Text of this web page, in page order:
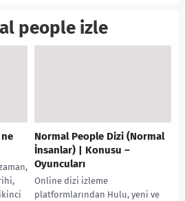
people izle
Normal People Dizi (Normal
İnsanlar) | Konusu –
Oyuncuları
Online dizi izleme
platformlarından Hulu, yeni ve